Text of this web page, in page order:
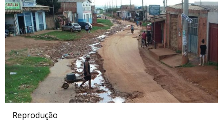
Reprodução